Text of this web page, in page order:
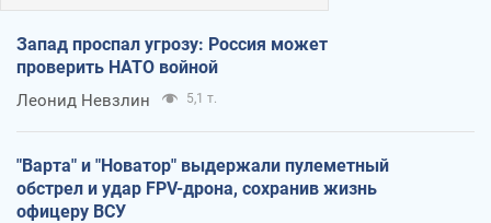
Запад проспал угрозу: Россия может
проверить НАТО войной
Леонид Невзлин 5,1 т.
"Варта" и "Новатор" выдержали пулеметный
обстрел и удар FPV-дрона, сохранив жизнь
офицеру ВСУ